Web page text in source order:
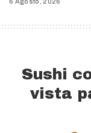
Sushi
vista